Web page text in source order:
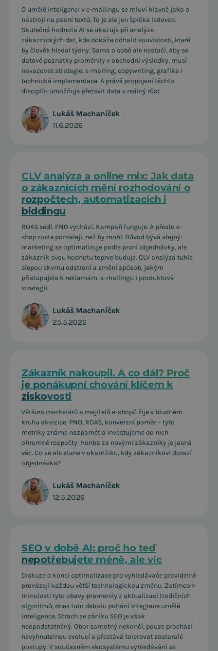
O umělé inteligenci v e-mailingu se mluví hlavně jako o
nástroji na psaní textů. To je ale jen špička ledovce.
Skutečná hodnota AI se ukazuje při analýze
zákaznických dat, kde dokáže odhalit souvislosti, které
by člověk hledal týdny. Sama o sobě ale nestačí. Aby se
datové poznatky proměnily v obchodní výsledky, musí
navazovat strategie, e-mailing, copywriting, grafika i
technická implementace. A právě propojení těchto
disciplín umožňuje přetavit data v reálný růst.
Lukáš Machaníček
11.6.2026
CLV analýza a online mix: Jak data
o zákaznících mění rozhodování o
rozpočtech, automatizacích i
biddingu
ROAS sedí. PNO vychází. Kampaň funguje. A přesto e-
shop roste pomaleji, než by mohl. Důvod bývá stejný:
marketing se optimalizuje podle první objednávky, ale
zákazník svou hodnotu teprve buduje. CLV analýza tuhle
slepou skvrnu odstraní a změní způsob, jakým
přistupujete k reklamám, e-mailingu i produktové
strategii.
Lukáš Machaníček
25.5.2026
Zákazník nakoupil. A co dál? Proč
je ponákupní chování klíčem k
ziskovosti
Většina marketérů a majitelů e-shopů žije v bludném
kruhu akvizice. PNO, ROAS, konverzní poměr – tyto
metriky známe nazpaměť a investujeme do nich
ohromné rozpočty. Honba za novými zákazníky je jasná
věc. Co se ale stane v okamžiku, kdy zákazníkovi dorazí
objednávka?
Lukáš Machaníček
12.5.2026
SEO v době AI: proč ho teď
nepotřebujete méně, ale víc
Diskuze o konci optimalizace pro vyhledávače pravidelně
provázejí každou větší technologickou změnu. Zatímco v
minulosti tyto obavy pramenily z aktualizací tradičních
algoritmů, dnes tuto debatu pohání integrace umělé
inteligence. Strach ze zániku SEO je však
neopodstatněný. Obor samotný nekončí, pouze prochází
nevyhnutelnou evolucí a přestává tolerovat zastaralé
postupy. V současném ekosystému vyhledávání se